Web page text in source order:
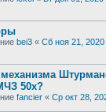
bei3 « Сб ноя 21, 2020
50х?
fancier « Ср окт 28,